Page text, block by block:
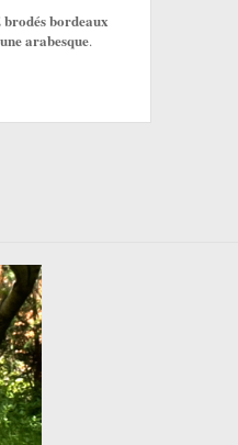
brodés bordeaux
une arabesque.